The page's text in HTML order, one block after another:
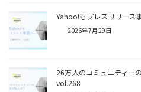
Yahoo!もプレスリリース
2026年7月29日
26万人のコミュニティー
vol.268